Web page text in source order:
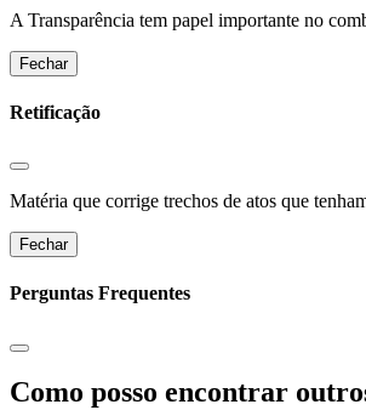
A Transparência tem papel importante no
Fechar
Retificação
Matéria que corrige trechos de atos que
Fechar
Perguntas Frequentes
Como posso encontrar